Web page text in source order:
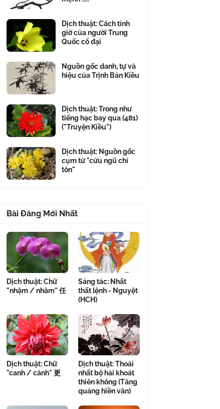
Dịch thuật: Cách tính
giờ của người Trung
Quốc cổ đại
Nguồn gốc danh, tự và
hiệu của Trịnh Bản Kiều
Dịch thuật: Trong như
tiếng hạc bay qua (481)
("Truyện Kiều")
Dịch thuật: Nguồn gốc
cụm từ "cửu ngũ chí
tôn"
Bài Đăng Mới Nhất
Dịch thuật: Chữ
"nhậm / nhâm" 任
Sáng tác: Nhất
thất lệnh - Nguyệt
(HCH)
Dịch thuật: Chữ
"canh / cánh" 更
Dịch thuật: Thoái
nhất bộ hải khoát
thiên không (Tăng
quảng hiền văn)